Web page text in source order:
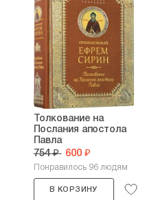
Толкование на
Послания апостола
Павла
754 ₽ 600 ₽
Понравилось 96 людям
В КОРЗИНУ